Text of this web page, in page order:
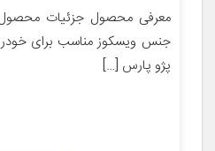
پژو پارس […]